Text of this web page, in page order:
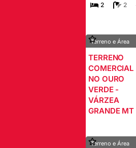
2 2
Terreno e Área
TERRENO
COMERCIAL
NO OURO
VERDE -
VÁRZEA
GRANDE MT
Terreno e Área